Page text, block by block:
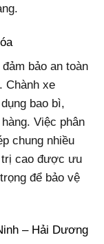
bảo an toàn
Chành xe
bao bì,
Việc phân
chung nhiều
trị cao được ưu
để bảo vệ
– Hải Dương